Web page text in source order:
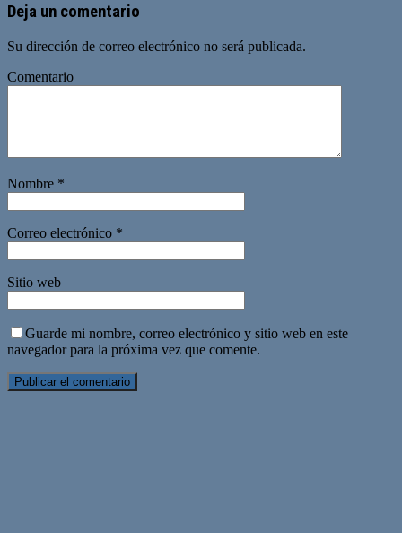
Deja un comentario
Su dirección de correo electrónico no será publicada.
Comentario
Nombre *
Correo electrónico *
Sitio web
Guarde mi nombre, correo electrónico y sitio web en este
navegador para la próxima vez que comente.